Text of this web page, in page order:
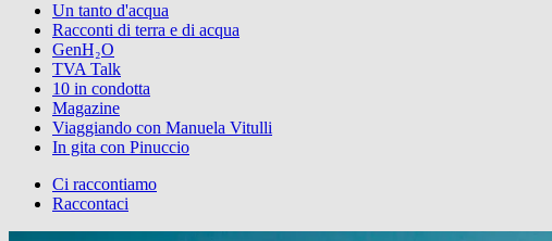
Un tanto d'acqua
Racconti di terra e di acqua
GenH₂O
TVA Talk
10 in condotta
Magazine
Viaggiando con Manuela Vitulli
In gita con Pinuccio
Ci raccontiamo
Raccontaci